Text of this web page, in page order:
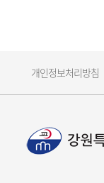
개인정보처리방침